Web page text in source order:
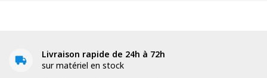
Livraison rapide de 24h à 72h
sur matériel en stock